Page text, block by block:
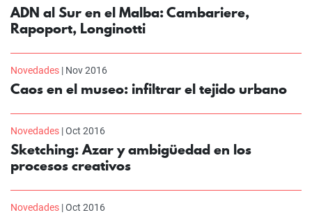
ADN al Sur en el Malba: Cambariere,
Rapoport, Longinotti
Novedades | Nov 2016
Caos en el museo: infiltrar el tejido urbano
Novedades | Oct 2016
Sketching: Azar y ambigüedad en los
procesos creativos
Novedades | Oct 2016